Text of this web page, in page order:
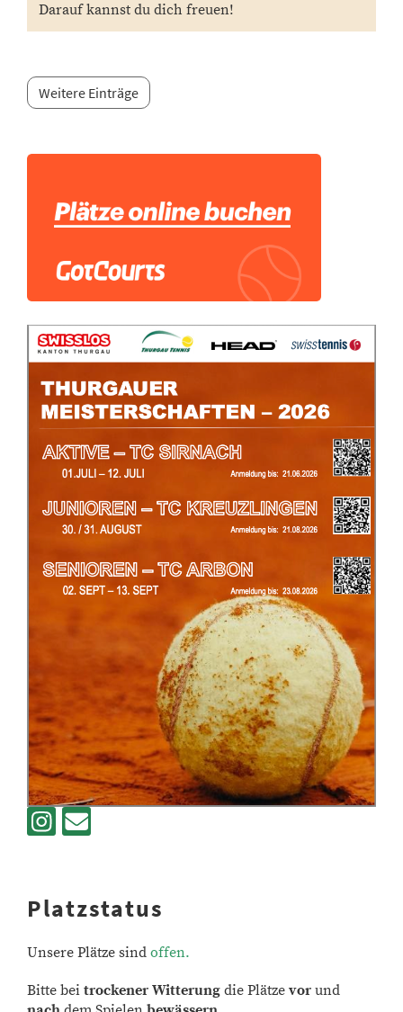
Darauf kannst du dich freuen!
Weitere Einträge
Platzstatus
Unsere Plätze sind offen.
Bitte bei trockener Witterung die Plätze vor und